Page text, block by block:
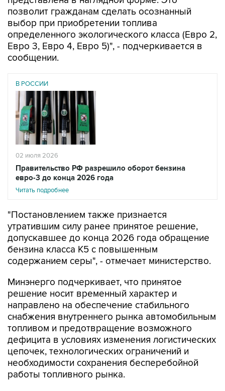
определенного экологического класса (Евро 2,
Евро 3, Евро 4, Евро 5)", - подчеркивается в
сообщении.
В РОССИИ
02 июля 2026
Правительство РФ разрешило оборот бензина
евро-3 до конца 2026 года
Читать подробнее
"Постановлением также признается
допускавшее до конца 2026 года обращение
бензина класса К5 с повышенным
содержанием серы", - отмечает министерство.
Минэнерго подчеркивает, что принятое
направлено на обеспечение стабильного
снабжения внутреннего рынка автомобильным
топливом и предотвращение возможного
дефицита в условиях изменения логистических
цепочек, технологических ограничений и
необходимости сохранения бесперебойной
работы топливного рынка.
"При этом речь не идет о пересмотре